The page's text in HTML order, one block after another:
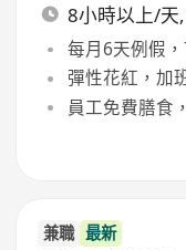
8小時以上/天
每月6天例假
彈性花紅，加
員工免費膳食
兼職 最新